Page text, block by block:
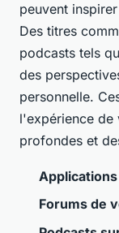
peuvent
Des titres
podcasts tels
des
personnelle.
l'expérience de
profondes et
Forums de